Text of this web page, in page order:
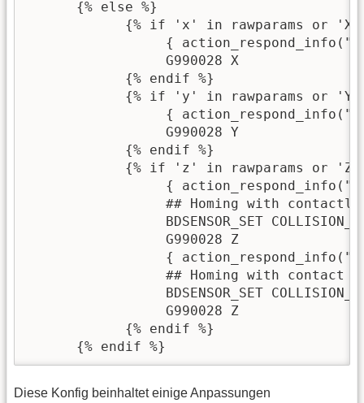
      {% else %}
{% if 'x' in rawparams or
{
                 G990028 X
            {% endif %}
{% if 'y' in rawparams or
{
                 G990028 Y
            {% endif %}
{% if 'z' in rawparams or
{
## Homing with
BDSENSOR_SET
                 G990028 Z
{
## Homing with contact
BDSENSOR_SET
                 G990028 Z
            {% endif %}
      {% endif %}
Diese Konfig beinhaltet einige Anpassungen